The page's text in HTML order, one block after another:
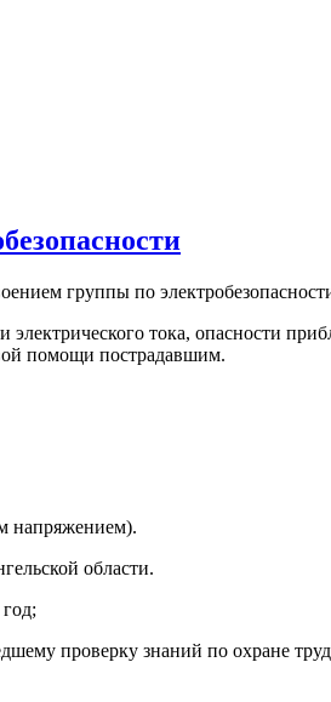
группы по
электрического тока, опасности
помощи пострадавшим.
напряжением).
области.
проверку знаний по охране